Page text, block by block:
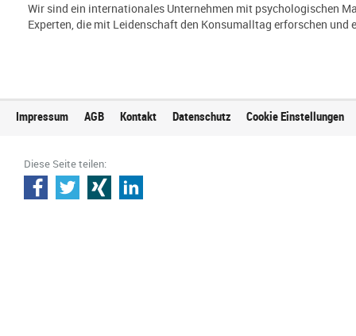
Wir sind ein inter­na­tio­nales Unternehmen mit psy­cho­lo­gi­schen
Experten, die mit Leidenschaft den Konsumalltag erfor­schen und
Impressum AGB Kontakt Datenschutz Cookie Einstellungen
Diese Seite teilen: